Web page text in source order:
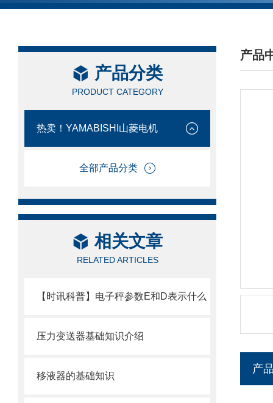
产品分类
PRODUCT CATEGORY
热卖！YAMABISHI山菱电机
全部产品分类
相关文章
RELATED ARTICLES
【时讯科普】电子秤参数E和D表示什么
压力变送器基础知识介绍
移液器的基础知识
产品
/
产